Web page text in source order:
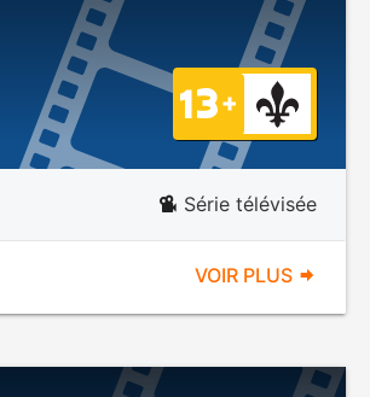
Série télévisée
VOIR PLUS